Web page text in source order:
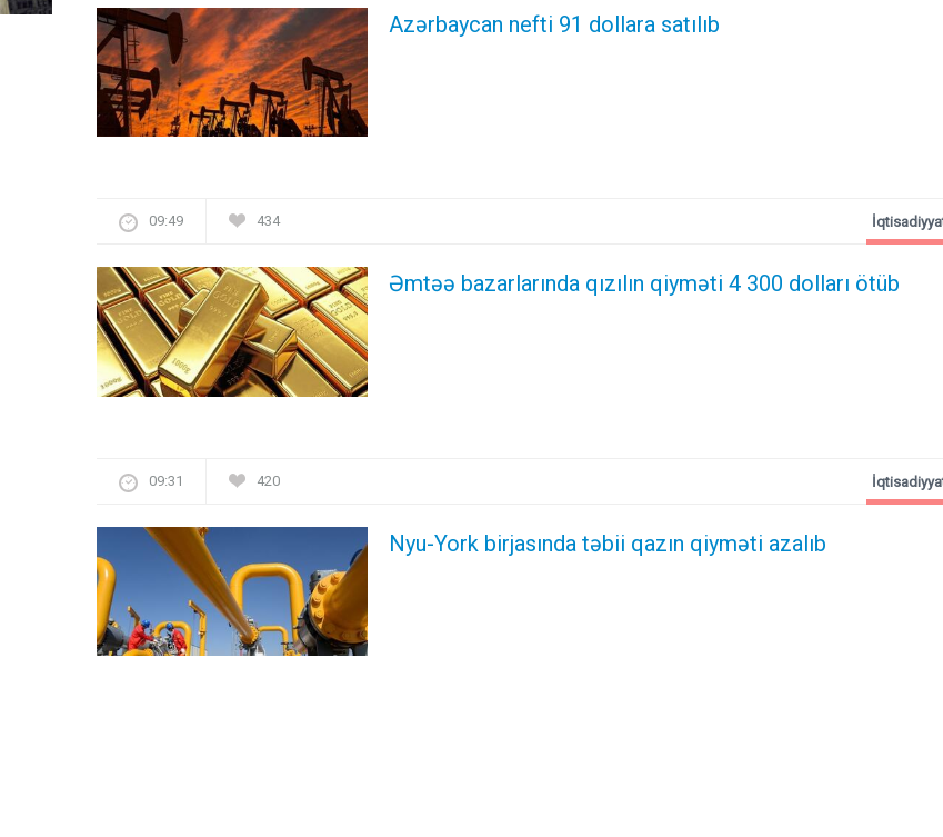
Azərbaycan nefti 91 dollara satılıb
09:49 434
Əmtəə bazarlarında qızılın qiyməti 4 300 dolları ötüb
09:31 420
Nyu-York birjasında təbii qazın qiyməti azalıb